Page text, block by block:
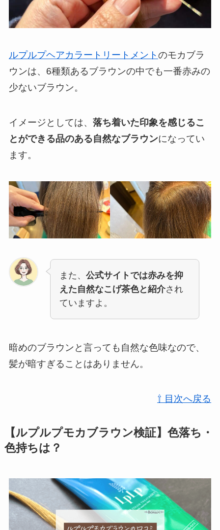
ルプルプヘアカラートリートメントのモカブラ
ウンは、6種類あるブラウンの中でも一番赤みの
少ないブラウン。
イメージとしては、 落ち着いた印象を感じるこ
とができる品のある自然なブラウンになってい
ます。
また、 公式サイトでは赤みを抑
えた自然なこげ茶色と紹介され
ていますよ。
暗めのブラウンと言っても自然な色味なので、
髪が暗すぎることはありません。
⇧ 目次へ戻る
【ルプルプモカブラウン検証】色落ち・
色持ちは？